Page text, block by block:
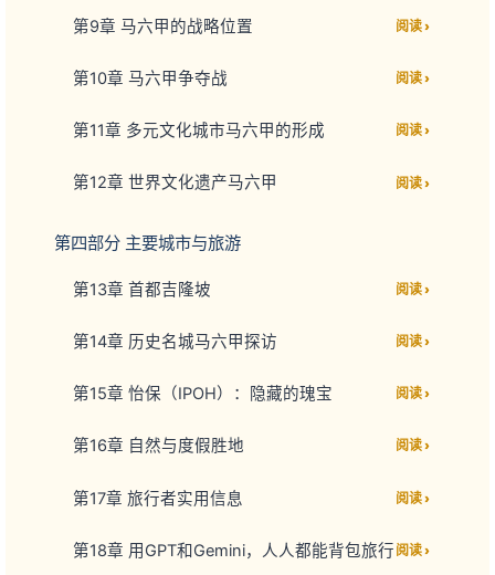
第9章 马六甲的战略位置 阅读 ›
第10章 马六甲争夺战 阅读 ›
第11章 多元文化城市马六甲的形成 阅读 ›
第12章 世界文化遗产马六甲 阅读 ›
第四部分 主要城市与旅游
第13章 首都吉隆坡 阅读 ›
第14章 历史名城马六甲探访 阅读 ›
第15章 怡保（IPOH）：隐藏的瑰宝 阅读 ›
第16章 自然与度假胜地 阅读 ›
第17章 旅行者实用信息 阅读 ›
第18章 用GPT和Gemini，人人都能背包旅行 阅读 ›